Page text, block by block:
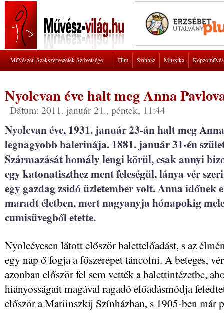
Művészeti Szakszervezetek Szövetsége Film Színház Muzsika
Nyolcvan éve halt meg Anna
Dátum: 2011. január 21., péntek, 11:44
Nyolcvan éve, 1931. január 23-án halt meg
legnagyobb balerinája. 1881. január 31-én
Származását homály lengi körül, csak annyi
egy katonatiszthez ment feleségül, lánya vér
egy gazdag zsidó üzletember volt. Anna időnek
maradt életben, mert nagyanyja hónapokig
cumisüvegből etette.
Nyolcévesen látott először balettelőadást, s az
egy nap ő fogja a főszerepet táncolni. A beteges,
azonban először fel sem vették a balettintézetbe,
hiányosságait magával ragadó előadásmódja
először a Mariinszkij Színházban, s 1905-ben már